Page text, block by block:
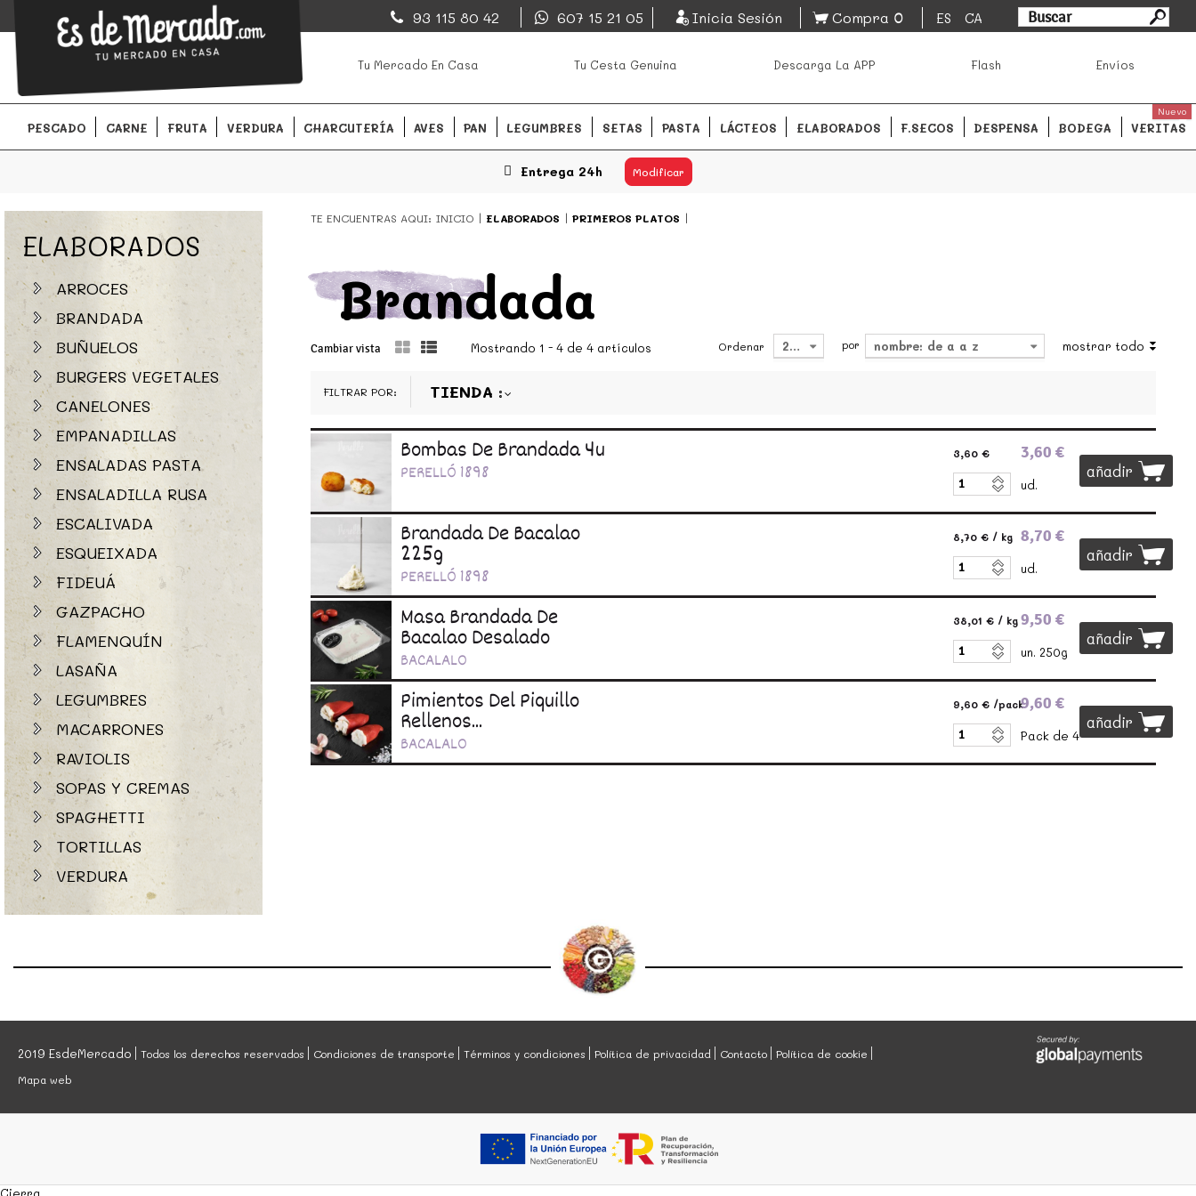
EsDeMercado.com
EsDeMercado.comte lleva a casa los mejores productos de los mejores mercados de
Barcelona y de productores locales.
EsDeMercado.com
Barcelona y de productores locales.
93 115 80 42 607 15 21 05 Inicia Sesión Compra 0 ES CA
Tu Mercado En Casa Tu Cesta Genuina Descarga La APP Flash Envíos
PESCADO CARNE FRUTA VERDURA CHARCUTERÍA AVES PAN LEGUMBRES SETAS PASTA LÁCTEOS ELABORADOS F.SECOS DESPENSA BODEGA VERITAS
Nuevo
Entrega 24h Modificar
TE ENCUENTRAS AQUI: INICIO ELABORADOS PRIMEROS PLATOS
Brandada
Cambiar vista Mostrando 1 - 4 de 4 artículos mostrar todo
por nombre: de a a z
Ordenar 24
FILTRAR POR: TIENDA
Bombas De Brandada 4u
PERELLÓ 1898
3,60 € 3,60 €
ud.
añadir
Brandada De Bacalao
225g
PERELLÓ 1898
8,70 € / kg 8,70 €
ud.
añadir
Masa Brandada De
Bacalao Desalado
BACALALO
38,01 € / kg 9,50 €
un. 250g
añadir
Pimientos Del Piquillo
Rellenos...
BACALALO
9,60 € /pack9,60 €
Pack de 4
añadir
ELABORADOS
ARROCES
BRANDADA
BUÑUELOS
BURGERS VEGETALES
CANELONES
EMPANADILLAS
ENSALADAS PASTA
ENSALADILLA RUSA
ESCALIVADA
ESQUEIXADA
FIDEUÁ
GAZPACHO
FLAMENQUÍN
LASAÑA
LEGUMBRES
MACARRONES
RAVIOLIS
SOPAS Y CREMAS
SPAGHETTI
TORTILLAS
VERDURA
2019 EsdeMercado Todos los derechos reservados Condiciones de transporte Términos y condiciones Política de privacidad Contacto
Política de cookie
Mapa web
Cierra